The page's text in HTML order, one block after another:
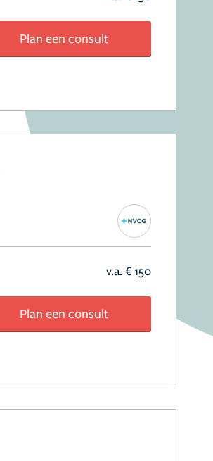
Plan een consult
v.a. € 150
Plan een consult